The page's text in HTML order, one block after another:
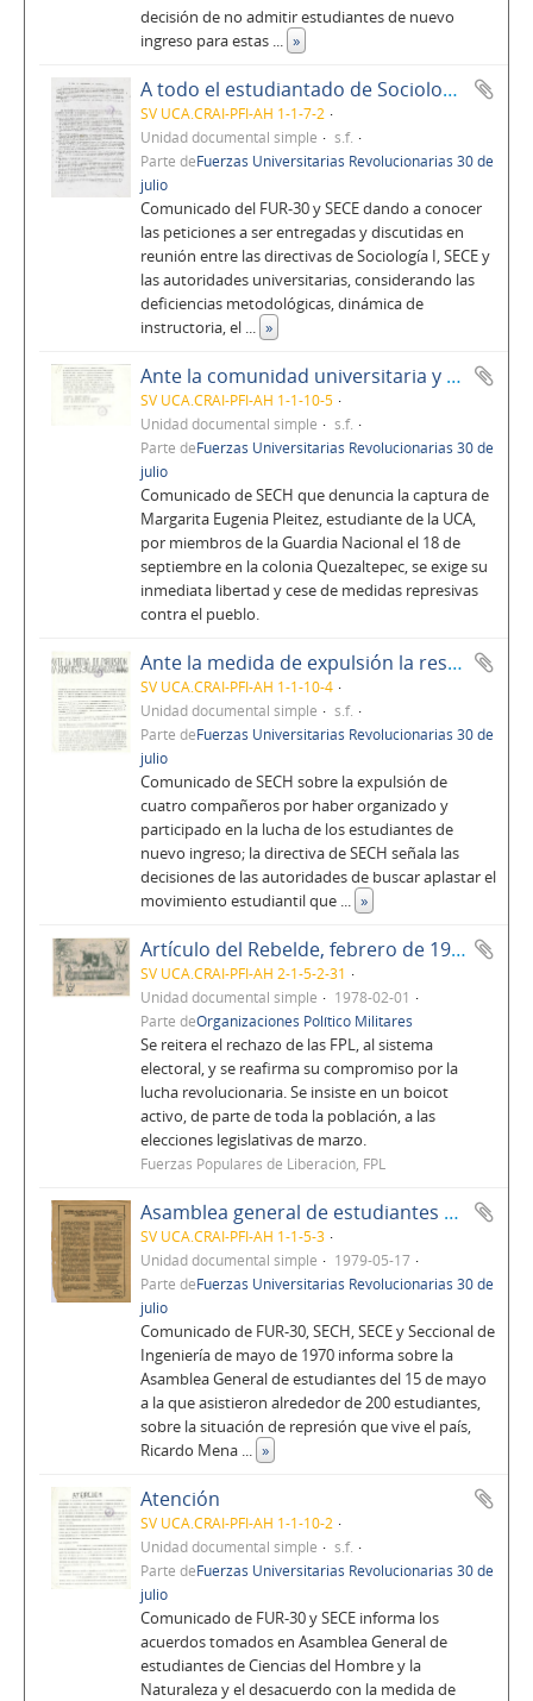
decisión de no admitir estudiantes de nuevo
ingreso para estas ... »
A todo el estudiantado de Sociología I
SV UCA.CRAI-PFI-AH 1-1-7-2
Unidad documental simple
s.f.
Parte deFuerzas Universitarias Revolucionarias 30 de
julio
Comunicado del FUR-30 y SECE dando a conocer
las peticiones a ser entregadas y discutidas en
reunión entre las directivas de Sociología I, SECE y
las autoridades universitarias, considerando las
deficiencias metodológicas, dinámica de
instructoria, el ... »
Ante la comunidad universitaria y pueblo en general
SV UCA.CRAI-PFI-AH 1-1-10-5
Unidad documental simple
s.f.
Parte deFuerzas Universitarias Revolucionarias 30 de
julio
Comunicado de SECH que denuncia la captura de
Margarita Eugenia Pleitez, estudiante de la UCA,
por miembros de la Guardia Nacional el 18 de
septiembre en la colonia Quezaltepec, se exige su
inmediata libertad y cese de medidas represivas
contra el pueblo.
Ante la medida de expulsión la respuesta: ¡¡organización!!
SV UCA.CRAI-PFI-AH 1-1-10-4
Unidad documental simple
s.f.
Parte deFuerzas Universitarias Revolucionarias 30 de
julio
Comunicado de SECH sobre la expulsión de
cuatro compañeros por haber organizado y
participado en la lucha de los estudiantes de
nuevo ingreso; la directiva de SECH señala las
decisiones de las autoridades de buscar aplastar el
movimiento estudiantil que ... »
Artículo del Rebelde, febrero de 1978
SV UCA.CRAI-PFI-AH 2-1-5-2-31
Unidad documental simple
1978-02-01
Parte deOrganizaciones Político Militares
Se reitera el rechazo de las FPL, al sistema
electoral, y se reafirma su compromiso por la
lucha revolucionaria. Se insiste en un boicot
activo, de parte de toda la población, a las
elecciones legislativas de marzo.
Fuerzas Populares de Liberación, FPL
Asamblea general de estudiantes de la UCA acuerda promover homenaje a compañeros caídos el 8 de mayo de 1979, La Cronica
SV UCA.CRAI-PFI-AH 1-1-5-3
Unidad documental simple
1979-05-17
Parte deFuerzas Universitarias Revolucionarias 30 de
julio
Comunicado de FUR-30, SECH, SECE y Seccional de
Ingeniería de mayo de 1970 informa sobre la
Asamblea General de estudiantes del 15 de mayo
a la que asistieron alrededor de 200 estudiantes,
sobre la situación de represión que vive el país,
Ricardo Mena ... »
Atención
SV UCA.CRAI-PFI-AH 1-1-10-2
Unidad documental simple
s.f.
Parte deFuerzas Universitarias Revolucionarias 30 de
julio
Comunicado de FUR-30 y SECE informa los
acuerdos tomados en Asamblea General de
estudiantes de Ciencias del Hombre y la
Naturaleza y el desacuerdo con la medida de